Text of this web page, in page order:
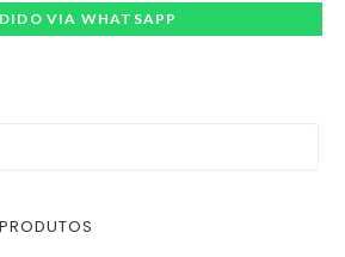
VIA WHATSAPP